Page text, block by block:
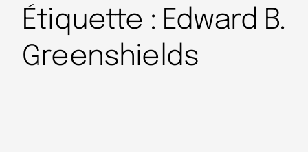
Étiquette : Edward B.
Greenshields